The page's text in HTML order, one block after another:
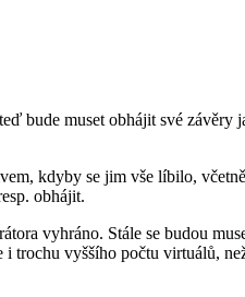
bude muset obhájit své
kdyby se jim vše líbilo,
obhájit.
vyhráno. Stále se budou
i trochu vyššího počtu virtuálů,